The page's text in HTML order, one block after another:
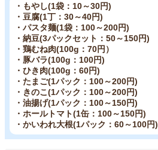
・もやし(1袋：10～30円)
・豆腐(1丁：30～40円)
・パスタ麺(1袋：100～200円)
・納豆(3パックセット：50～150円)
・鶏むね肉(100g：70円）
・豚バラ(100g：100円)
・ひき肉(100g：60円)
・たまご(1パック：100～200円)
・きのこ(1パック：100～200円)
・油揚げ(1パック：100～150円)
・ホールトマト(1缶：100～150円)
・かいわれ大根(1パック：60～100円)